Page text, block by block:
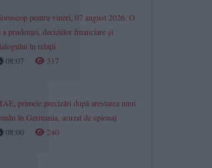
pentru vineri, 07 august 2026. O
a prudenței, deciziilor financiare și
în relații
08:07
317
primele precizări după arestarea unui
în Germania, acuzat de spionaj
08:00
240